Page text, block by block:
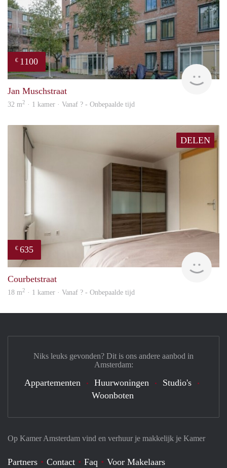
€ 1100
Jan Muschstraat
32 m2 · 1 kamer · Vanaf ? - Onbepaalde tijd
DELEN
€ 635
Courbetstraat
18 m2 · 1 kamer · Vanaf ? - Onbepaalde tijd
Op Kamer Amsterdam vind en verhuur je makkelijk je Kamer
Partners Contact Faq
Voor Makelaars
Niks leuks gevonden? Dit is ons andere aanbod in
Amsterdam:
Appartementen Huurwoningen
Studio's
Woonboten